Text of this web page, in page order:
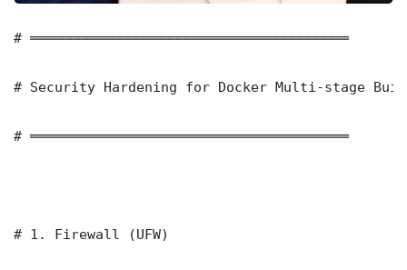
# ═══════════════════════════════════════
# Security Hardening for Docker Multi-stage Build
# ═══════════════════════════════════════
# 1. Firewall (UFW)